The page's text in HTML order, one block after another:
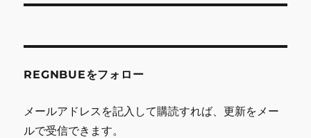
稿:
REGNBUEをフォロー
メールアドレスを記入して購読すれば、更新をメー
ルで受信できます。